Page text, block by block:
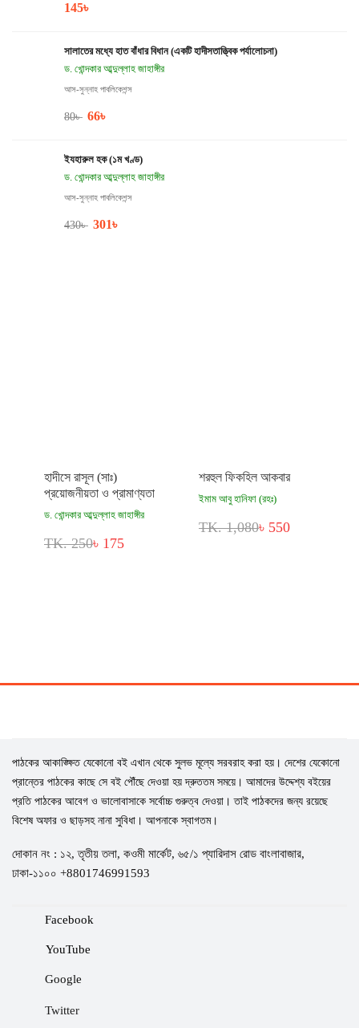
145৳
সালাতের মধ্যে হাত বাঁধার বিধান (একটি হাদীসতাত্ত্বিক পর্যালোচনা)
ড. খোন্দকার আব্দুল্লাহ জাহাঙ্গীর
আস-সুন্নাহ পাবলিকেশন্স
80৳ 66৳
ইযহারুল হক (১ম খণ্ড)
ড. খোন্দকার আব্দুল্লাহ জাহাঙ্গীর
আস-সুন্নাহ পাবলিকেশন্স
430৳ 301৳
হাদীসে রাসূল (সাঃ)
প্রয়োজনীয়তা ও প্রামাণ্যতা
ড. খোন্দকার আব্দুল্লাহ জাহাঙ্গীর
TK. 250৳ 175
শরহুল ফিকহিল আকবার
ইমাম আবু হানিফা (রহঃ)
TK. 1,080৳ 550
পাঠকের আকাঙ্ক্ষিত যেকোনো বই এখান থেকে সুলভ মূল্যে সরবরাহ করা হয়। দেশের যেকোনো
প্রান্তের পাঠকের কাছে সে বই পৌঁছে দেওয়া হয় দ্রুততম সময়ে। আমাদের উদ্দেশ্য বইয়ের
প্রতি পাঠকের আবেগ ও ভালোবাসাকে সর্বোচ্চ গুরুত্ব দেওয়া। তাই পাঠকদের জন্য রয়েছে
বিশেষ অফার ও ছাড়সহ নানা সুবিধা। আপনাকে স্বাগতম।
দোকান নং : ১২, তৃতীয় তলা, কওমী মার্কেট, ৬৫/১ প্যারিদাস রোড বাংলাবাজার,
ঢাকা-১১০০ +8801746991593
Facebook
YouTube
Google
Twitter